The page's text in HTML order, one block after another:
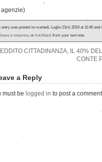
agenzie)
entry was posted on martedì, Luglio 23rd, 2019 at 11:40
leave a response, ortrackbackfrom your own site.
CITTADINANZA, IL 40%
CONTE
a Reply
must be logged in to post a